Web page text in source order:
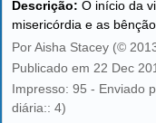
Descrição: O início da
misericórdia e as
Por Aisha Stacey (©
Publicado em 22 Dec
Impresso: 95 - Enviado
diária:: 4)